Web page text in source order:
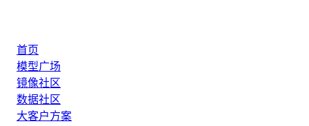
首页
模型广场
镜像社区
数据社区
大客户方案